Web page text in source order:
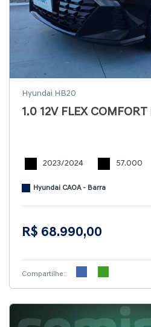
Hyundai HB20
1.0 12V FLEX
2023/2024 57.000
Hyundai CAOA - Barra
R$ 68.990,00
Compartilhe: